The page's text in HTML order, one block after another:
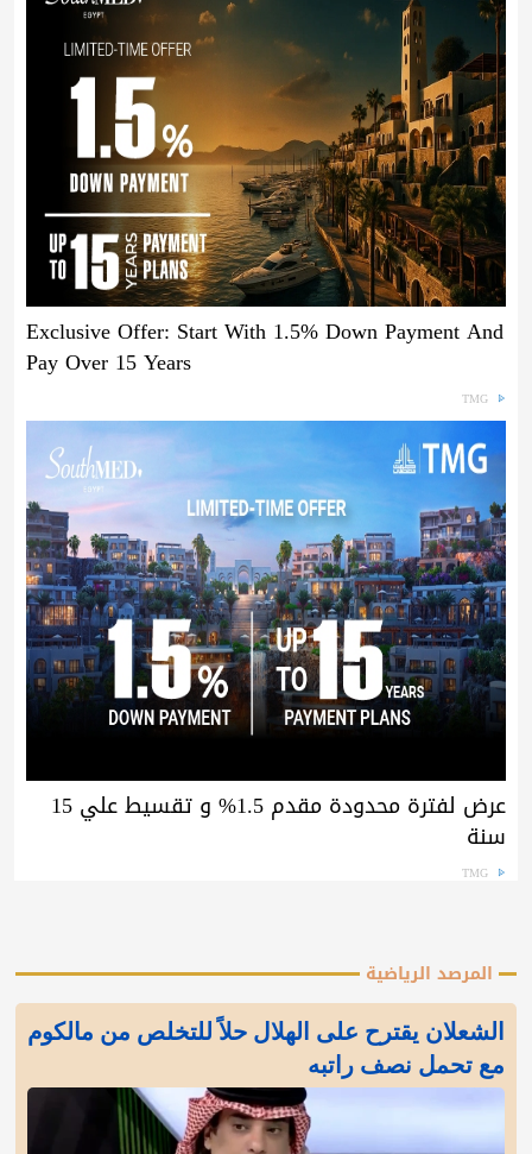
Exclusive Offer: Start With 1.5% Down Payment And
Pay Over 15 Years
TMG
عرض لفترة محدودة مقدم 1.5% و تقسيط علي 15
سنة
TMG
المرصد الرياضية
الشعلان يقترح على الهلال حلاً للتخلص من مالكوم
مع تحمل نصف راتبه